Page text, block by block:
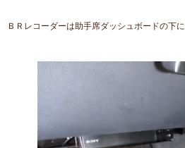
ＢＲレコーダーは助手席ダッシュボードの下に